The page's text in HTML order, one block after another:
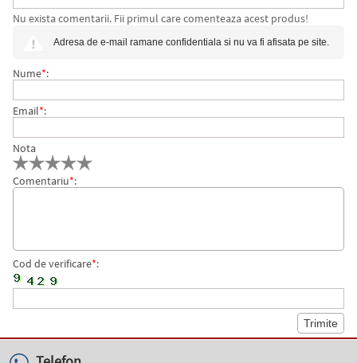
MIC, 100 BUC/SET
Nu exista comentarii. Fii primul care comenteaza acest produs!
Adresa de e-mail ramane confidentiala si nu va fi afisata pe site.
Nume*:
Email*:
Nota
Comentariu*:
Cod de verificare*: